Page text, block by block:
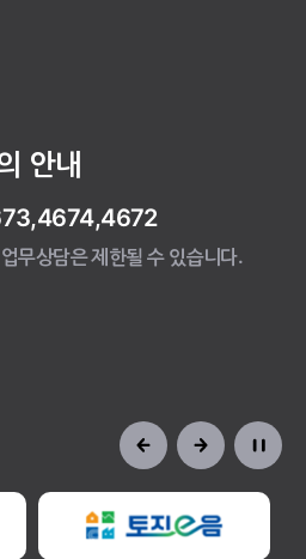
안내
상담은 제한될 수 있습니다.